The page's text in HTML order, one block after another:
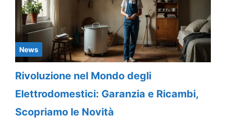
News
Rivoluzione nel Mondo degli
Elettrodomestici: Garanzia e Ricambi,
Scopriamo le Novità